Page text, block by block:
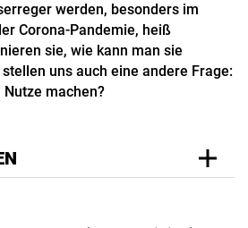
werden, besonders im
Corona-Pandemie, heiß
sie, wie kann man sie
uns auch eine andere Frage:
Nutze machen?